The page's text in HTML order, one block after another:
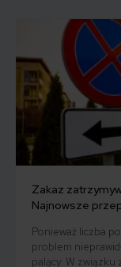
odpowiemy w
Zakaz
Najnowsze
Ponieważ liczba
problem
palący. W związku